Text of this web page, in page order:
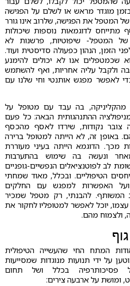
מוגדר מראש או לשלם על הפגישה
המטפל את הפגישה, שלרוב אינו גורר
מתייחס לדוגמאות נוספות שיכולות
של המטפל- שיפוטיות, פרשנות לא
הזמן, הנהון כפעולה סדיסטית ועוד.
שכמטפלים אנו לא יכולים להימנע
בה ולקבל עליה אחריות, ואף להשתמש
לאפשר מפגש אותנטי וחי שלנו עם
מהקליניקה, בה עבד עם מטופל על
ההתנהגותית הבאה: כל פעם
צובר נקודות, שירדו לאסף מהכסף
באופן זה, לא הייתה למטופל ברירה
מכך. הדוגמא הייתה בעיני מעוררת
ונעשה בה שימוש בהתערבות
לב לפוטנציאלים הנפשיים-גופניים
הטיפוליים. ובכלל, מאוד שמחתי
האפשרות למפגש עם החלקים
המשותף. להבנתי, רק מטפל שמכיר
יוכל לאפשר למטופליו לחקור את
ולצמוח מהם.
המתח החי שהעשייה הטיפולית
על ידי תנועות מנוגדות שמסייעות
פסיכותרפיה בכלל ושל תחום
ומושת על ארבעה צירים: